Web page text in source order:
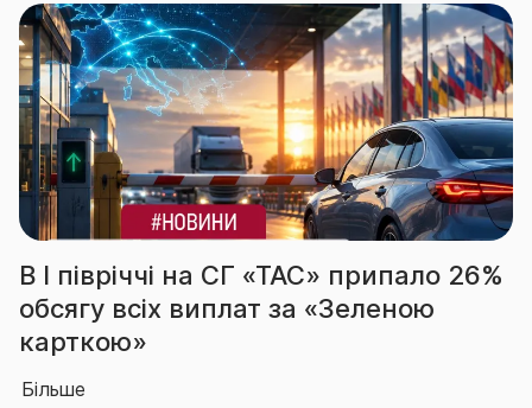
26%
За підсумками І півріччя СГ
вчергове підтвердила звання
абсолютного лідера ринку